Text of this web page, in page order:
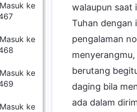
ke
ke
ke
ke
walaupun saat
Tuhan dengan
pengalaman
berutang
daging bila
ada dalam